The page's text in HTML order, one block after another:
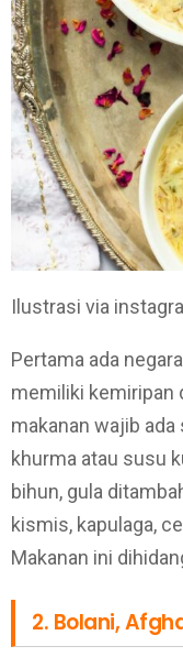
Ilustrasi via
Pertama ada
memiliki kemiripan
makanan wajib ada
khurma atau susu
bihun, gula
kismis, kapulaga,
Makanan ini
2. Bolani,